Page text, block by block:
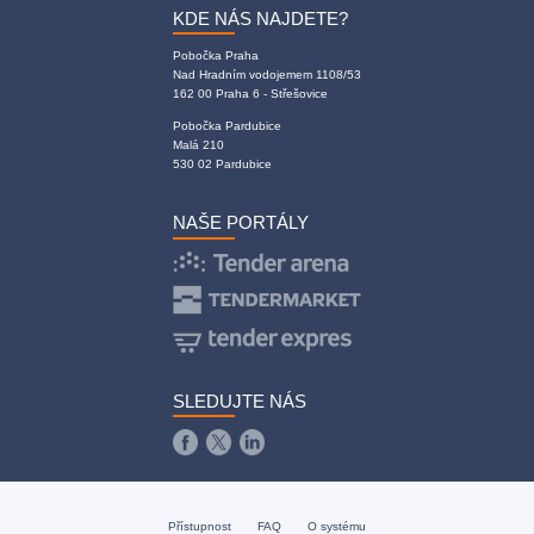
KDE NÁS NAJDETE?
Pobočka Praha
Nad Hradním vodojemem 1108/53
162 00 Praha 6 - Střešovice
Pobočka Pardubice
Malá 210
530 02 Pardubice
NAŠE PORTÁLY
SLEDUJTE NÁS
Přístupnost FAQ O systému